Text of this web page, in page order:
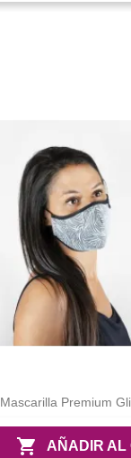
Mascarilla Premium
 AÑADIR AL